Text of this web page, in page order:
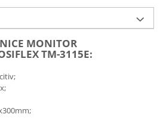
MONITOR
TM-3115E: